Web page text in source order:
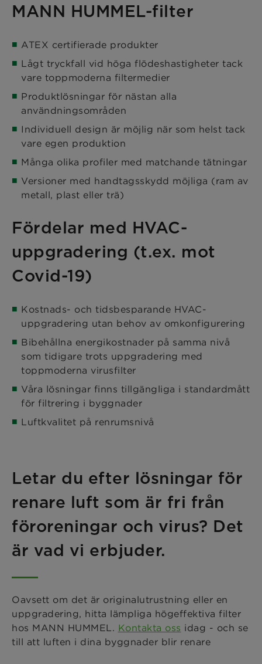
MANN HUMMEL-filter
ATEX certifierade produkter
Lågt tryckfall vid höga flödeshastigheter tack
vare toppmoderna filtermedier
Produktlösningar för nästan alla
användningsområden
Individuell design är möjlig när som helst tack
vare egen produktion
Många olika profiler med matchande tätningar
Versioner med handtagsskydd möjliga (ram av
metall, plast eller trä)
Fördelar med HVAC-
uppgradering (t.ex. mot
Covid-19)
Kostnads- och tidsbesparande HVAC-
uppgradering utan behov av omkonfigurering
Bibehållna energikostnader på samma nivå
som tidigare trots uppgradering med
toppmoderna virusfilter
Våra lösningar finns tillgängliga i standardmått
för filtrering i byggnader
Luftkvalitet på renrumsnivå
Letar du efter lösningar för
renare luft som är fri från
föroreningar och virus? Det
är vad vi erbjuder.
Oavsett om det är originalutrustning eller en
uppgradering, hitta lämpliga högeffektiva filter
hos MANN HUMMEL. Kontakta oss idag - och se
till att luften i dina byggnader blir renare